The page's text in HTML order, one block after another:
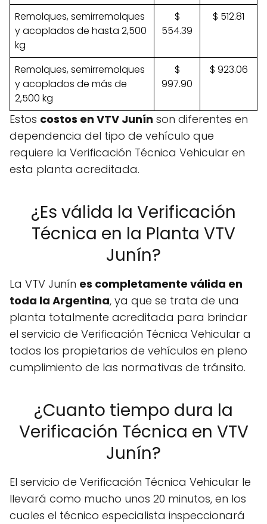
Remolques, semirremolques
y acoplados de hasta 2,500
kg
$
554.39
$ 512.81
Remolques, semirremolques
y acoplados de más de
2,500 kg
$
997.90
$ 923.06
Estos costos en VTV Junín son diferentes en
dependencia del tipo de vehículo que
requiere la Verificación Técnica Vehicular en
esta planta acreditada.
¿Es válida la Verificación
Técnica en la Planta VTV
Junín?
La VTV Junín es completamente válida en
toda la Argentina, ya que se trata de una
planta totalmente acreditada para brindar
el servicio de Verificación Técnica Vehicular a
todos los propietarios de vehículos en pleno
cumplimiento de las normativas de tránsito.
¿Cuanto tiempo dura la
Verificación Técnica en VTV
Junín?
El servicio de Verificación Técnica Vehicular le
llevará como mucho unos 20 minutos, en los
cuales el técnico especialista inspeccionará